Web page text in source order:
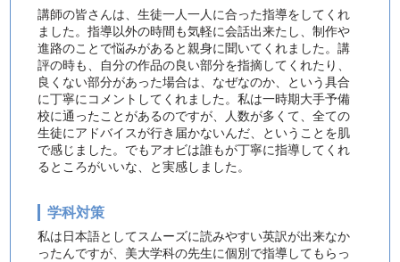
講師の皆さんは、生徒一人一人に合った指導をしてくれ
ました。指導以外の時間も気軽に会話出来たし、制作や
進路のことで悩みがあると親身に聞いてくれました。講
評の時も、自分の作品の良い部分を指摘してくれたり、
良くない部分があった場合は、なぜなのか、という具合
に丁寧にコメントしてくれました。私は一時期大手予備
校に通ったことがあるのですが、人数が多くて、全ての
生徒にアドバイスが行き届かないんだ、ということを肌
で感じました。でもアオビは誰もが丁寧に指導してくれ
るところがいいな、と実感しました。
学科対策
私は日本語としてスムーズに読みやすい英訳が出来なか
ったんですが、美大学科の先生に個別で指導してもらっ